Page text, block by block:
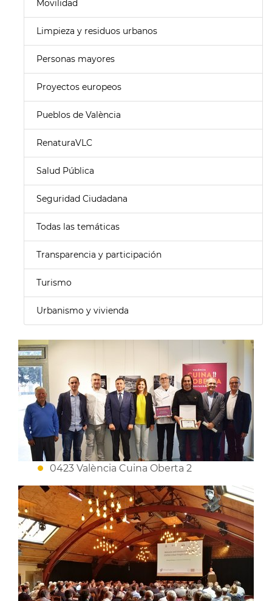
Movilidad
Limpieza y residuos urbanos
Personas mayores
Proyectos europeos
Pueblos de València
RenaturaVLC
Salud Pública
Seguridad Ciudadana
Todas las temáticas
Transparencia y participación
Turismo
Urbanismo y vivienda
0423 València Cuina Oberta 2